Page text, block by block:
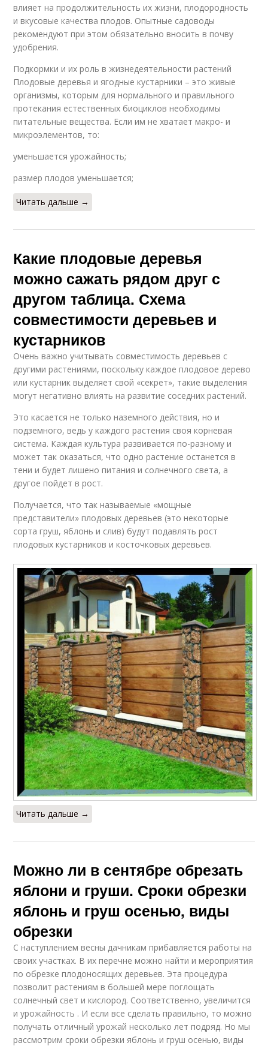
влияет на продолжительность их жизни, плодородность
и вкусовые качества плодов. Опытные садоводы
рекомендуют при этом обязательно вносить в почву
удобрения.
Подкормки и их роль в жизнедеятельности растений
Плодовые деревья и ягодные кустарники – это живые
организмы, которым для нормального и правильного
протекания естественных биоциклов необходимы
питательные вещества. Если им не хватает макро- и
микроэлементов, то:
уменьшается урожайность;
размер плодов уменьшается;
Читать дальше →
Какие плодовые деревья
можно сажать рядом друг с
другом таблица. Схема
совместимости деревьев и
кустарников
Очень важно учитывать совместимость деревьев с
другими растениями, поскольку каждое плодовое дерево
или кустарник выделяет свой «секрет», такие выделения
могут негативно влиять на развитие соседних растений.
Это касается не только наземного действия, но и
подземного, ведь у каждого растения своя корневая
система. Каждая культура развивается по-разному и
может так оказаться, что одно растение останется в
тени и будет лишено питания и солнечного света, а
другое пойдет в рост.
Получается, что так называемые «мощные
представители» плодовых деревьев (это некоторые
сорта груш, яблонь и слив) будут подавлять рост
плодовых кустарников и косточковых деревьев.
Читать дальше →
Можно ли в сентябре обрезать
яблони и груши. Сроки обрезки
яблонь и груш осенью, виды
обрезки
С наступлением весны дачникам прибавляется работы на
своих участках. В их перечне можно найти и мероприятия
по обрезке плодоносящих деревьев. Эта процедура
позволит растениям в большей мере поглощать
солнечный свет и кислород. Соответственно, увеличится
и урожайность . И если все сделать правильно, то можно
получать отличный урожай несколько лет подряд. Но мы
рассмотрим сроки обрезки яблонь и груш осенью, виды